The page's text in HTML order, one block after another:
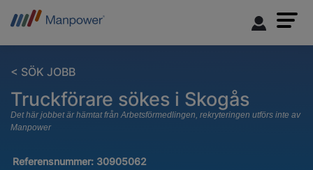
< SÖK JOBB
Truckförare sökes i Skogås
Det här jobbet är hämtat från Arbetsförmedlingen, rekryteringen utförs inte av
Manpower
Referensnummer: 30905062